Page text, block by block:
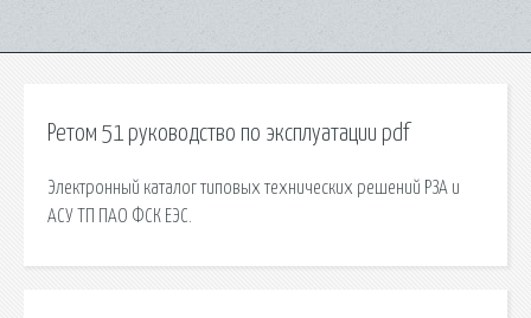
Ретом 51 руководство по эксплуатации pdf
Электронный каталог типовых технических решений РЗА и
АСУ ТП ПАО ФСК ЕЭС.